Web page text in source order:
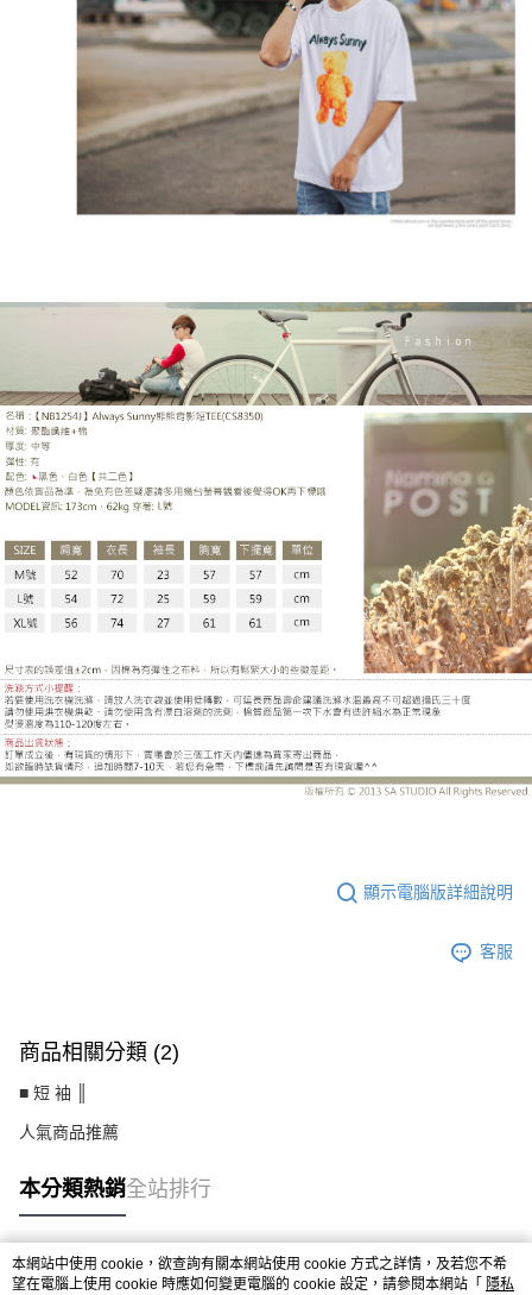
顯示電腦版詳細說明
客服
商品相關分類 (2)
■ 短 袖 ║
人氣商品推薦
本分類熱銷全站排行
熱門標籤
本網站中使用 cookie，欲查詢有關本網站使用 cookie 方式之詳情，及若您不希
望在電腦上使用 cookie 時應如何變更電腦的 cookie 設定，請參閱本網站「 隱私